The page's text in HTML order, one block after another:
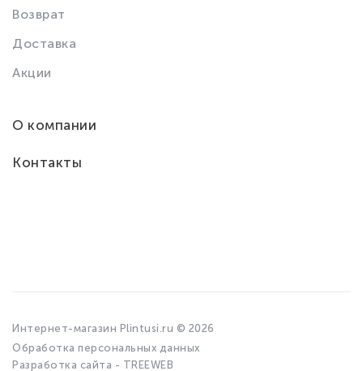
Возврат
Доставка
Акции
О компании
Контакты
Интернет-магазин Plintusi.ru © 2026
Обработка персональных данных
Разработка сайта - TREEWEB